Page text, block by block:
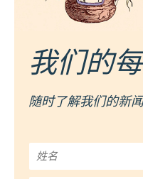
我们的
随时了解我们的新
名